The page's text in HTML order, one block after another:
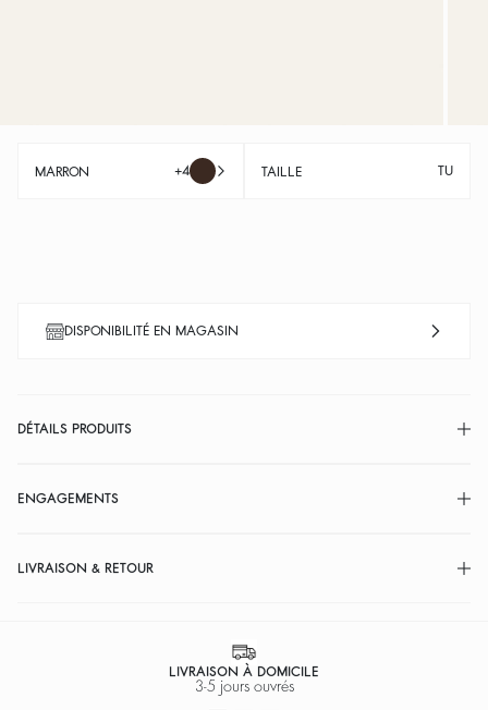
MARRON +4 TAILLE TU
DISPONIBILITÉ EN MAGASIN
DÉTAILS PRODUITS
ENGAGEMENTS
LIVRAISON & RETOUR
LIVRAISON À DOMICILE
3-5 jours ouvrés